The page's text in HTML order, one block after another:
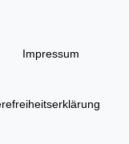
Impressum